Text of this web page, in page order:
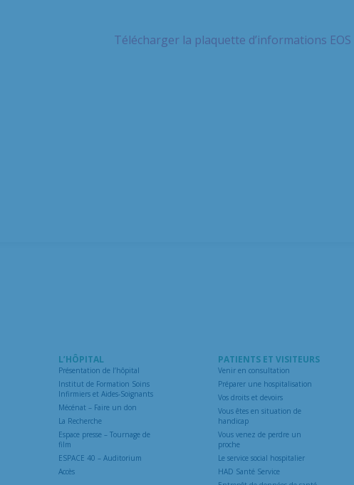
Télécharger la plaquette d’informations EOS
L’HÔPITAL
Présentation de l’hôpital
Institut de Formation Soins
Infirmiers et Aides-Soignants
Mécénat – Faire un don
La Recherche
Espace presse – Tournage de
film
ESPACE 40 – Auditorium
Accès
PATIENTS ET VISITEURS
Venir en consultation
Préparer une hospitalisation
Vos droits et devoirs
Vous êtes en situation de
handicap
Vous venez de perdre un
proche
Le service social hospitalier
HAD Santé Service